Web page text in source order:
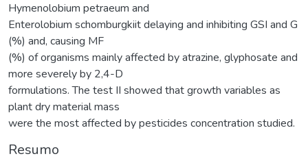
Hymenolobium petraeum and
Enterolobium schomburgkiit delaying and inhibiting GSI and G
(%) and, causing MF
(%) of organisms mainly affected by atrazine, glyphosate and
more severely by 2,4-D
formulations. The test II showed that growth variables as
plant dry material mass
were the most affected by pesticides concentration studied.
Resumo